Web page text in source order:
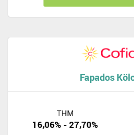
Fapados
THM
16,06% - 27,70%